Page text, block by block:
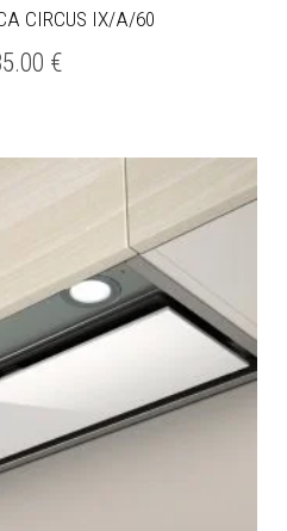
CIRCUS IX/A/60
€